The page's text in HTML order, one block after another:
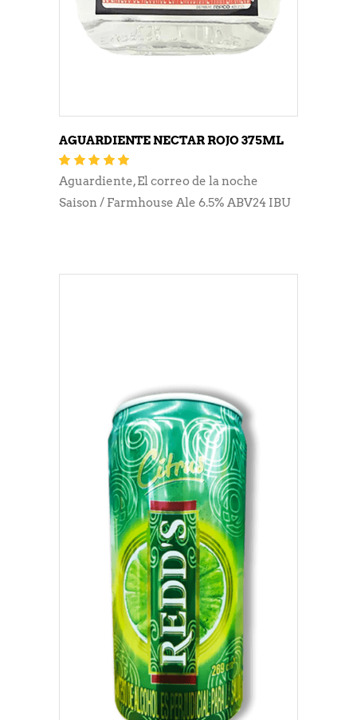
AGUARDIENTE NECTAR ROJO 375ML
Aguardiente,El correo de la noche
Saison / Farmhouse Ale 6.5% ABV24 IBU